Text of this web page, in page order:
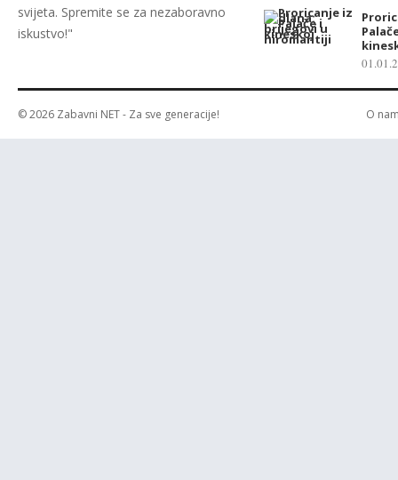
svijeta. Spremite se za nezaboravno
iskustvo!"
© 2026 Zabavni NET- Za sve generacije! O